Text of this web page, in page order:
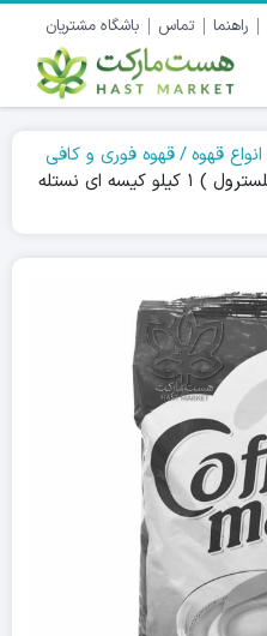
راهنما تماس باشگاه مشتریان
انواع قهوه
قهوه فوری و کافی
کافی میت ساده ( بدون کلسترول ) ۱ کیلو کیسه ای نستله